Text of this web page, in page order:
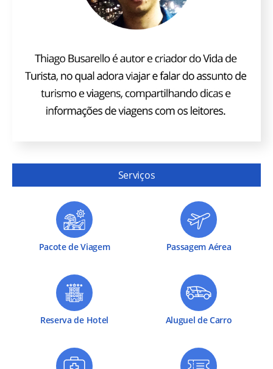
Serviços
Pacote de Viagem Passagem Aérea
Reserva de Hotel Aluguel de Carro